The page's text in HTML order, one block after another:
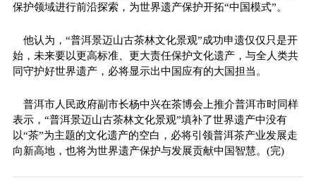
保护领域进行前沿探索，为世界遗产保护开拓“中国模式”。
他认为，“普洱景迈山古茶林文化景观”成功申遗仅仅只是开
始，未来要以更高标准、更大责任保护文化遗产，与全人类共
同守护好世界遗产，必将显示出中国应有的大国担当。
普洱市人民政府副市长杨中兴在茶博会上推介普洱市时同样
表示，“普洱景迈山古茶林文化景观”填补了世界遗产中没有
以“茶”为主题的文化遗产的空白，必将引领普洱茶产业发展走
向新高地，也将为世界遗产保护与发展贡献中国智慧。(完)